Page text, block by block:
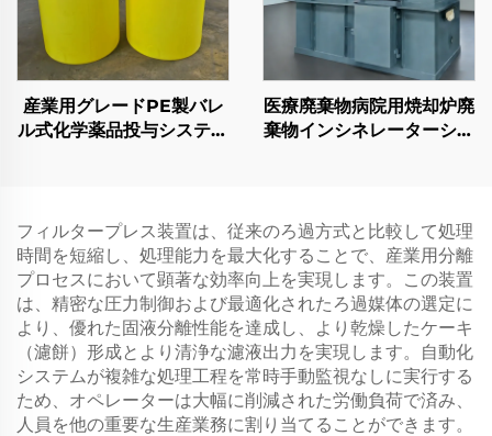
産業用グレードPE製バレ
ル式化学薬品投与システム
医療廃棄物病院用焼却炉廃
棄物インシネレーターシス
フィルタープレス装置は、従来のろ過方式と比較して処理
時間を短縮し、処理能力を最大化することで、産業用分離
プロセスにおいて顕著な効率向上を実現します。この装置
は、精密な圧力制御および最適化されたろ過媒体の選定に
より、優れた固液分離性能を達成し、より乾燥したケーキ
（濾餅）形成とより清浄な濾液出力を実現します。自動化
システムが複雑な処理工程を常時手動監視なしに実行する
ため、オペレーターは大幅に削減された労働負荷で済み、
人員を他の重要な生産業務に割り当てることができます。